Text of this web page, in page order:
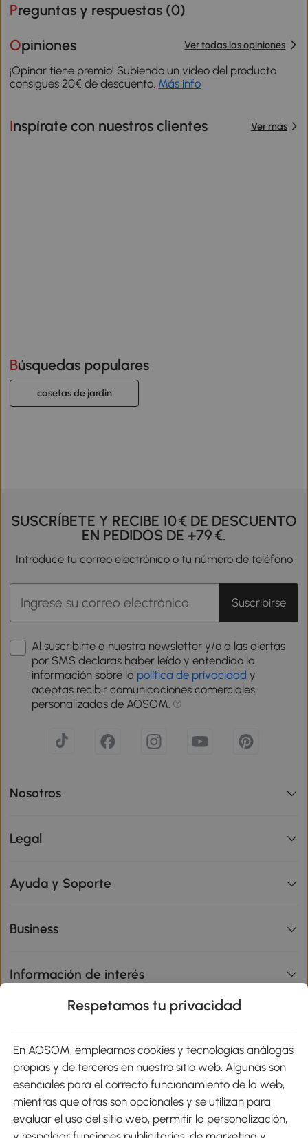
Preguntas y respuestas (0)
Opiniones Ver todas las opiniones
¡Opinar tiene premio! Subiendo un vídeo del producto
consigues 20€ de descuento. Más info
Inspírate con nuestros clientes Ver más
Búsquedas populares
casetas de jardin
SUSCRÍBETE Y RECIBE 10 € DE DESCUENTO
EN PEDIDOS DE +79 €.
Introduce tu correo electrónico o tu número de teléfono
Suscribirse
Al suscribirte a nuestra newsletter y/o a las alertas
por SMS declaras haber leído y entendido la
información sobre la política de privacidad y
aceptas recibir comunicaciones comerciales
personalizadas de AOSOM.
Nosotros
Legal
Ayuda y Soporte
Business
Información de interés
Métodos de Pago
Respetamos tu privacidad
En AOSOM, empleamos cookies y tecnologías análogas
propias y de terceros en nuestro sitio web. Algunas son
esenciales para el correcto funcionamiento de la web,
mientras que otras son opcionales y se utilizan para
evaluar el uso del sitio web, permitir la personalización,